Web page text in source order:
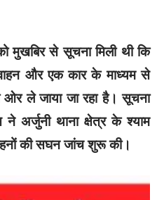
मुखबिर से सूचना मिली थी कि
और एक कार के माध्यम से
ओर ले जाया जा रहा है। सूचना
अर्जुनी थाना क्षेत्र के श्याम
की सघन जांच शुरू की।